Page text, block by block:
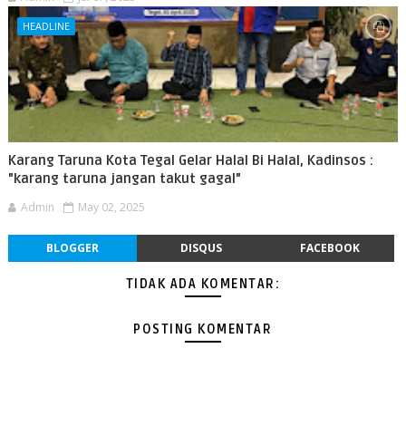
HEADLINE
Karang Taruna Kota Tegal Gelar Halal Bi Halal, Kadinsos :
"karang taruna jangan takut gagal"
Admin May 02, 2025
BLOGGER DISQUS FACEBOOK
TIDAK ADA KOMENTAR:
POSTING KOMENTAR